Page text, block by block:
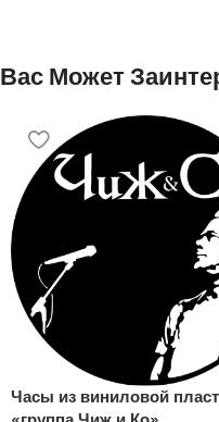
Вас Может
Часы из виниловой